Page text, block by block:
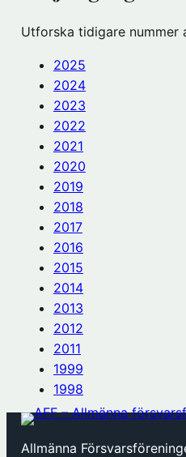
Utforska tidigare nummer
2025
2024
2023
2022
2021
2020
2019
2018
2017
2016
2015
2014
2013
2012
2011
1999
1998
Allmänna